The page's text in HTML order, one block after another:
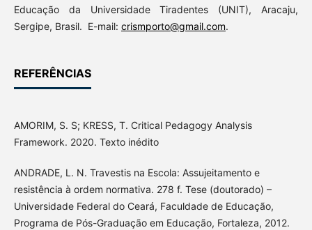
Educação da Universidade Tiradentes (UNIT), Aracaju,
Sergipe, Brasil. E-mail: crismporto@gmail.com.
REFERÊNCIAS
AMORIM, S. S; KRESS, T. Critical Pedagogy Analysis
Framework. 2020. Texto inédito
ANDRADE, L. N. Travestis na Escola: Assujeitamento e
resistência à ordem normativa. 278 f. Tese (doutorado) –
Universidade Federal do Ceará, Faculdade de Educação,
Programa de Pós-Graduação em Educação, Fortaleza, 2012.